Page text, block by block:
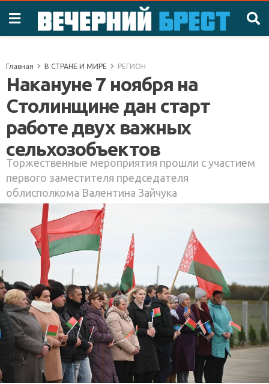
Главная В СТРАНЕ И МИРЕ РЕГИОН
Накануне 7 ноября на
Столинщине дан старт
работе двух важных
сельхозобъектов
Торжественные мероприятия прошли с участием
первого заместителя председателя
облисполкома Валентина Зайчука